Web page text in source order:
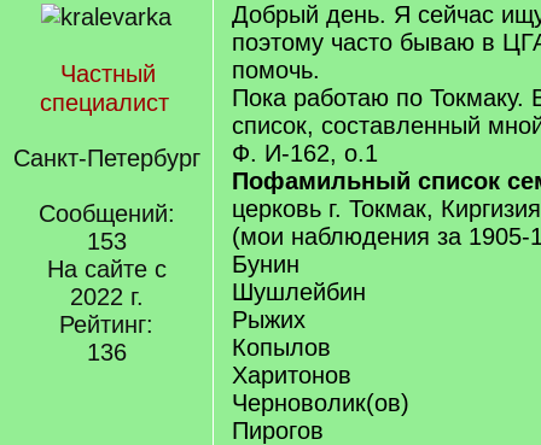
Частный
специалист
Санкт-Петербург
Сообщений:
153
На сайте с
2022 г.
Рейтинг:
136
Добрый день. Я сейчас
поэтому часто бываю в
помочь.
Пока работаю по Токмаку.
список, составленный
Ф. И-162, о.1
Пофамильный список
церковь г. Токмак,
(мои наблюдения за 1905-
Бунин
Шушлейбин
Рыжих
Копылов
Харитонов
Черноволик(ов)
Пирогов